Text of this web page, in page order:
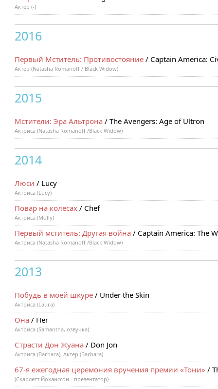
Актер (-)
2016
Первый Мститель: Противостояние / Captain America:
Актер (Natasha Romanoff / Black Widow)
2015
Мстители: Эра Альтрона / The Avengers: Age of Ultron
Актриса (Natasha Romanoff /Black Widow)
2014
Люси / Lucy
Актриса (Lucy)
Повар на колесах / Chef
Актриса (Molly)
Первый мститель: Другая война / Captain America: The
Актриса (Natasha Romanoff /Black Widow)
2013
Побудь в моей шкуре / Under the Skin
Актриса (Laura)
Она / Her
Актриса (Samantha, озвучка)
Страсти Дон Жуана / Don Jon
Актриса (Barbara), Актер (Barbara)
67-я ежегодная церемония вручения премии «Тони» /
(Скарлетт Йоханссон - презентатор)